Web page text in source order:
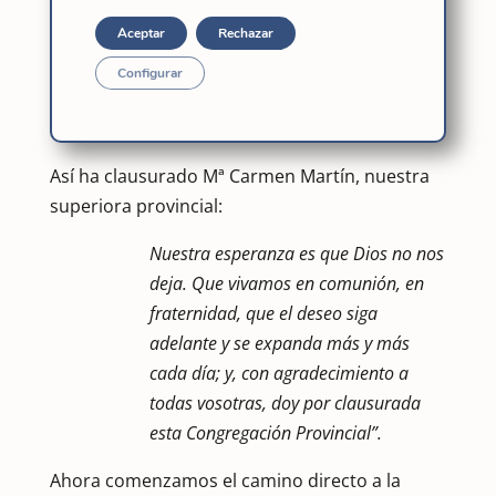
hecho posible este resultado. Desde el otro
lado iban y venían las noticias en un clima de
ha facilitado mucho la tarea.
Así ha clausurado Mª Carmen Martín, nuestra
superiora provincial:
Nuestra esperanza es que Dios no nos
deja. Que vivamos en comunión, en
fraternidad, que el deseo siga
adelante y se expanda más y más
cada día; y, con agradecimiento a
todas vosotras, doy por clausurada
esta Congregación Provincial”.
Ahora comenzamos el camino directo a la
Aceptar Rechazar
Configurar